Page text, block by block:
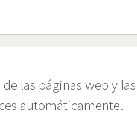
las páginas web y
automáticamente.